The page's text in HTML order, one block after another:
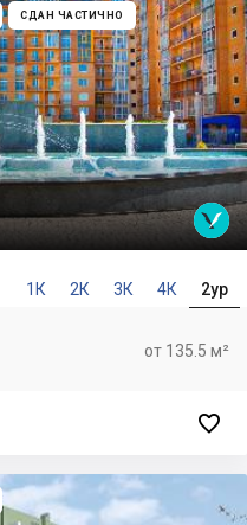
СДАН ЧАСТИЧНО
1К 2К 3К 4К 2ур
от 135.5 м²
